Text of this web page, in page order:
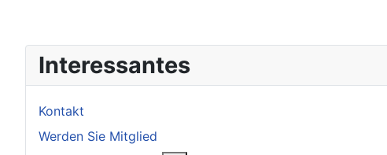
Interessantes
Kontakt
Werden Sie Mitglied